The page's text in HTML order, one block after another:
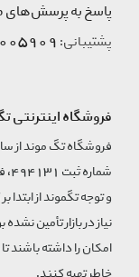
پاسخ به پرسش‌های
پشتیبانی:021
فروشگاه اینترنتی
شماره
و توجه تگموند از ابتدا بر
نیاز در بازار تأمین
امکان را داشته باشند تا